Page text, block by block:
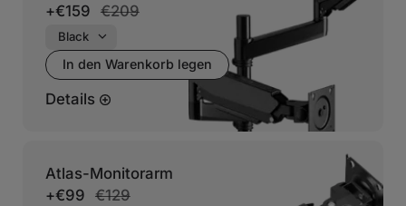
+€159 €209
In den Warenkorb legen
Details
Atlas-Monitorarm
+€99 €129